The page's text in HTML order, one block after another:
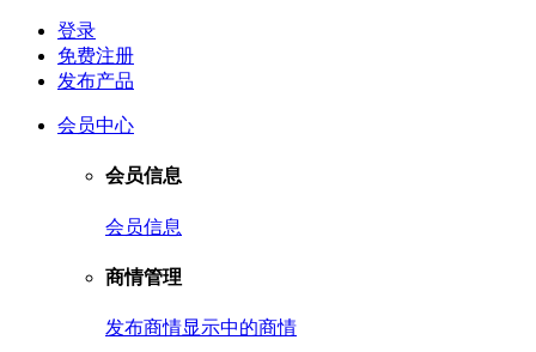
登录
免费注册
发布产品
会员中心
会员信息
会员信息
商情管理
发布商情显示中的商情